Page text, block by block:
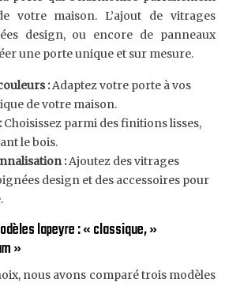
votre maison. L’ajout de vitrages
design, ou encore de panneaux
une porte unique et sur mesure.
:Adaptez votre porte à vos
de votre maison.
Choisissez parmi des finitions lisses,
le bois.
:Ajoutez des vitrages
design et des accessoires pour
lapeyre : « classique, »
»
nous avons comparé trois modèles